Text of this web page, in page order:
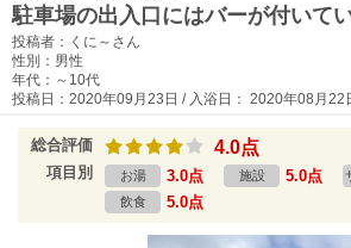
駐車場の出入口にはバーが付いて
投稿者：くに～さん
性別：男性
年代：～10代
投稿日：2020年09月23日 / 入浴日： 2020年08月22
総合評価 4.0点
項目別 お湯 3.0点 施設 5.0点
飲食 5.0点